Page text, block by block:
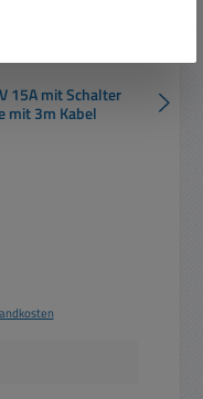
15A mit Schalter
mit 3m Kabel